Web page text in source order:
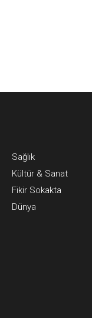
Sağlık
Kültür & Sanat
Fikir Sokakta
Dünya